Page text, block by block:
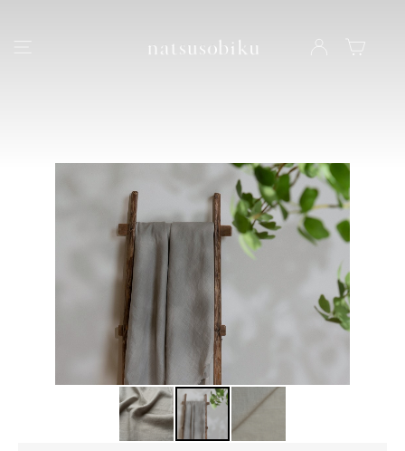
natsusobiku